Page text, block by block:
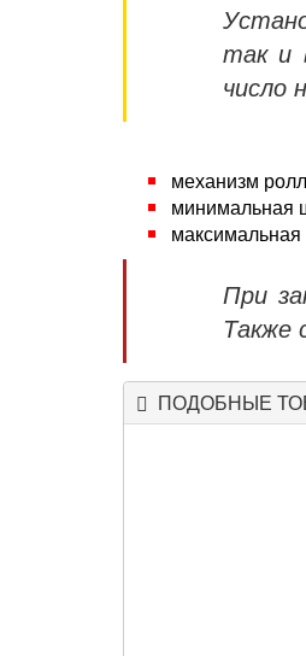
так и
число
механизм
минимальная
При
Также
ПОДОБНЫЕ